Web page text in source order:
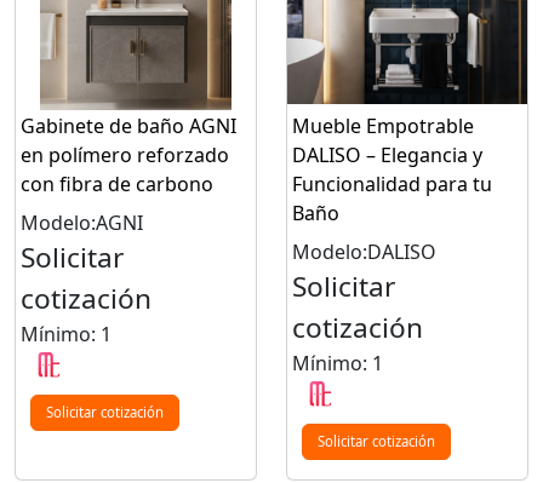
Gabinete de baño AGNI
en polímero reforzado
con fibra de carbono
Modelo:AGNI
Solicitar
cotización
Mínimo: 1
Solicitar cotización
Mueble Empotrable
DALISO – Elegancia y
Funcionalidad para tu
Baño
Modelo:DALISO
Solicitar
cotización
Mínimo: 1
Solicitar cotización